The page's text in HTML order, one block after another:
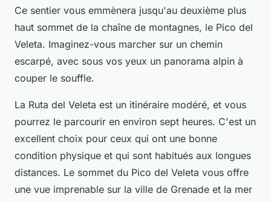
Ce sentier vous emmènera jusqu'au deuxième plus
haut sommet de la chaîne de montagnes, le Pico del
Veleta. Imaginez-vous marcher sur un chemin
escarpé, avec sous vos yeux un panorama alpin à
couper le souffle.
La Ruta del Veleta est un itinéraire modéré, et vous
pourrez le parcourir en environ sept heures. C'est un
excellent choix pour ceux qui ont une bonne
condition physique et qui sont habitués aux longues
distances. Le sommet du Pico del Veleta vous offre
une vue imprenable sur la ville de Grenade et la mer